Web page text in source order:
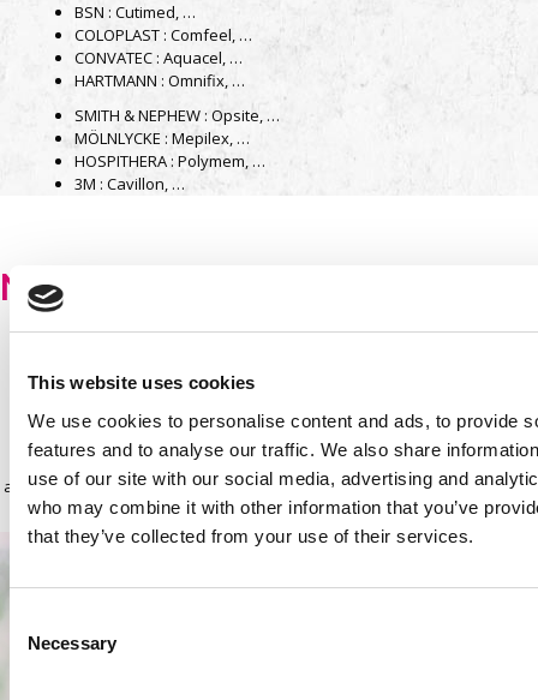
This website uses cookies
We use cookies to personalise content and ads, to provide
features and to analyse our traffic. We also share
use of our site with our social media, advertising and
who may combine it with other information that you’ve
that they’ve collected from your use of their services.
Selection
Necessary
BSN : Cutimed, …
COLOPLAST : Comfeel, …
CONVATEC : Aquacel, …
HARTMANN : Omnifix, …
SMITH & NEPHEW : Opsite, …
MÖLNLYCKE : Mepilex, …
HOSPITHERA : Polymem, …
3M : Cavillon, …
Negatieve druktherapie
Negatieve druktherapie is een innovatieve techniek in de
invasieve verbandmethode die het fysiologische proces van
wondgenezing stimuleert en de wondsluitingstijd verkort door het
toepassen van gecontroleerde zuigkracht. De wond wordt gevuld met
een schuimverband en vervolgens stevig afgesloten met een
transparante kleeflaag. Na aansluiting op een vacuümbron wordt lucht
aan de wondomgeving onttrokken door middel van zuiging om negatieve
druk te creëren.